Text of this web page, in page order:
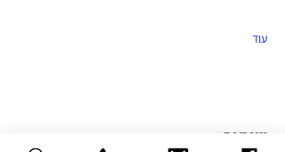
עוד
שיתוף